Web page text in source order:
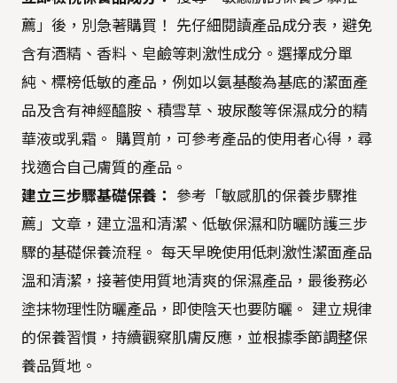
薦」後，別急著購買！ 先仔細閱讀產品成分表，避免
含有酒精、香料、皂鹼等刺激性成分。選擇成分單
純、標榜低敏的產品，例如以氨基酸為基底的潔面產
品及含有神經醯胺、積雪草、玻尿酸等保濕成分的精
華液或乳霜。 購買前，可參考產品的使用者心得，尋
找適合自己膚質的產品。
建立三步驟基礎保養：
參考「敏感肌的保養步驟推
薦」文章，建立溫和清潔、低敏保濕和防曬防護三步
驟的基礎保養流程。 每天早晚使用低刺激性潔面產品
溫和清潔，接著使用質地清爽的保濕產品，最後務必
塗抹物理性防曬產品，即使陰天也要防曬。 建立規律
的保養習慣，持續觀察肌膚反應，並根據季節調整保
養品質地。